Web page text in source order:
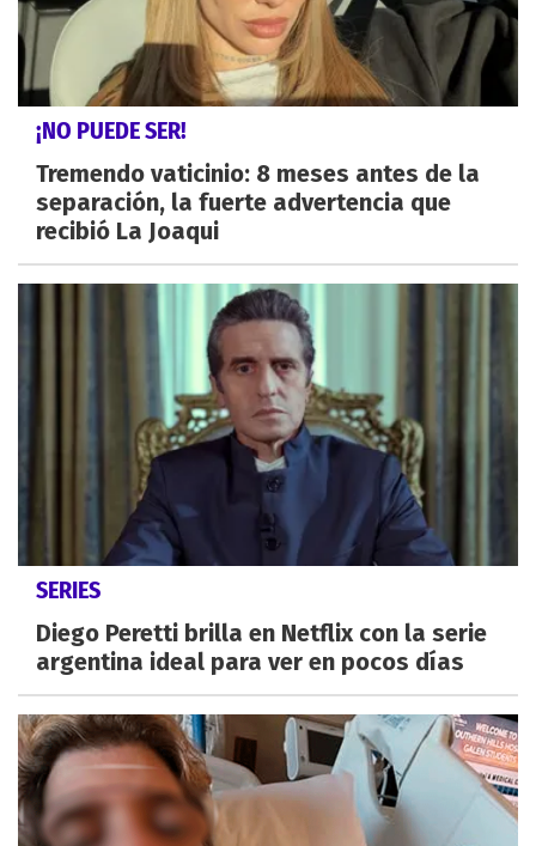
¡NO PUEDE SER!
Tremendo vaticinio: 8 meses antes de la
separación, la fuerte advertencia que
recibió La Joaqui
SERIES
Diego Peretti brilla en Netflix con la serie
argentina ideal para ver en pocos días